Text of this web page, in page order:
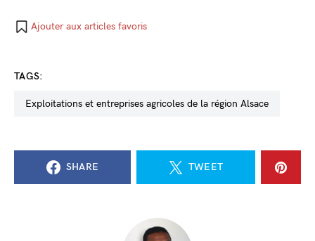
Ajouter aux articles favoris
TAGS:
exploitations et entreprises agricoles de la région Alsace
SHARE TWEET